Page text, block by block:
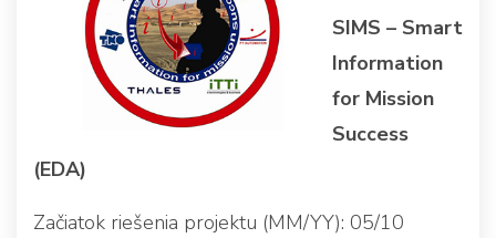
SIMS – Smart
Information
for Mission
Success
(EDA)
Začiatok riešenia projektu (MM/YY): 05/10